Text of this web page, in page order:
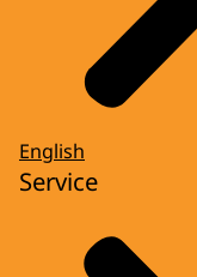
English
Service